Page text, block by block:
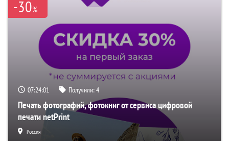
-30%
07:24:00 Получили:4
Печать фотографий, фотокниг от сервиса цифровой
печати netPrint
Россия